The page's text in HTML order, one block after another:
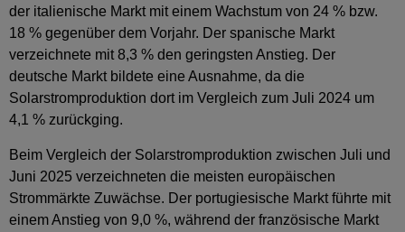
der italienische Markt mit einem Wachstum von 24 % bzw.
18 % gegenüber dem Vorjahr. Der spanische Markt
verzeichnete mit 8,3 % den geringsten Anstieg. Der
deutsche Markt bildete eine Ausnahme, da die
Solarstromproduktion dort im Vergleich zum Juli 2024 um
4,1 % zurückging.
Beim Vergleich der Solarstromproduktion zwischen Juli und
Juni 2025 verzeichneten die meisten europäischen
Strommärkte Zuwächse. Der portugiesische Markt führte mit
einem Anstieg von 9,0 %, während der französische Markt